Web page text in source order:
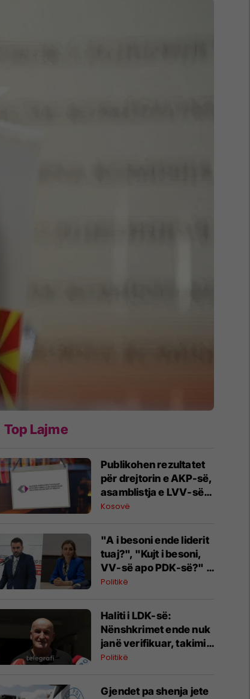
Top Lajme
Publikohen rezultatet
për drejtorin e AKP-së,
asamblistja e LVV-së
Nora Kelmendi del më e
Kosovë
"A i besoni ende liderit
tuaj?", "Kujt i besoni,
VV-së apo PDK-së?" -
përplasje mes Kërçelit
Politikë
Haliti i LDK-së:
Nënshkrimet ende nuk
janë verifikuar, takimi i
sotëm ishte rutinor
Politikë
Gjendet pa shenja jete